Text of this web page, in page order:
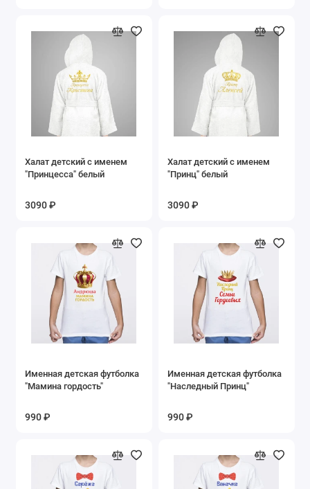
Халат детский с именем
"Принцесса" белый
3090 ₽
Халат детский с именем
"Принц" белый
3090 ₽
Именная детская футболка
"Мамина гордость"
990 ₽
Именная детская футболка
"Наследный Принц"
990 ₽